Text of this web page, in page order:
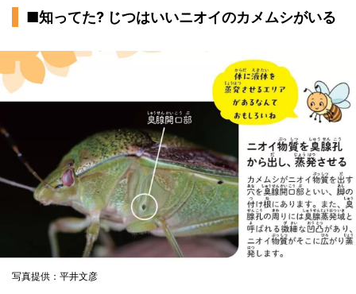
■知ってた? じつはいいニオイのカメムシがいる
写真提供：平井文彦